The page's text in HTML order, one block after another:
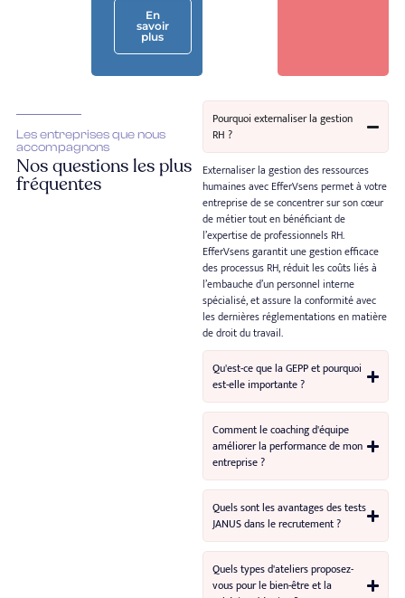
En
savoir
plus
Les entreprises que nous
accompagnons
Nos questions les plus
fréquentes
Pourquoi externaliser la gestion
RH ?
Externaliser la gestion des ressources
humaines avec EfferVsens permet à votre
entreprise de se concentrer sur son cœur
de métier tout en bénéficiant de
l’expertise de professionnels RH.
EfferVsens garantit une gestion efficace
des processus RH, réduit les coûts liés à
l’embauche d’un personnel interne
spécialisé, et assure la conformité avec
les dernières réglementations en matière
de droit du travail.
Qu'est-ce que la GEPP et pourquoi
est-elle importante ?
Comment le coaching d'équipe
améliorer la performance de mon
entreprise ?
Quels sont les avantages des tests
JANUS dans le recrutement ?
Quels types d'ateliers proposez-
vous pour le bien-être et la